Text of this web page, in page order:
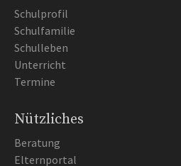
Schulprofil
Schulfamilie
Schulleben
Unterricht
Termine
Nützliches
Beratung
Elternportal